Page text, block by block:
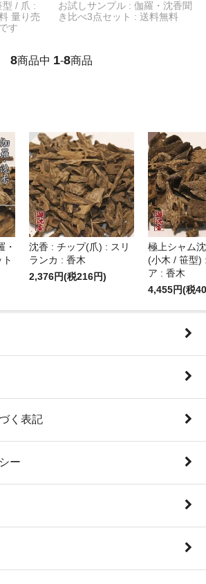
型 / 爪 :
量り売
す
お試しサンプル : 伽羅・沈香聞
き比べ3点セット : 送料無料
8商品中 1-8商品
・
沈香 : チップ(爪) : スリ
ランカ : 香木
2,376円(税216円)
極上シャム
(小木 / 笹型)
ア : 香木
4,455円(税
く表記
ー